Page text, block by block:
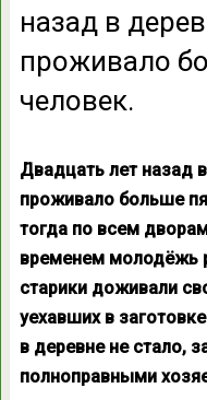
назад в
проживало
человек.
Двадцать лет назад
проживало больше
тогда по всем
временем молодёжь
старики доживали
уехавших в
в деревне не стало,
полноправными